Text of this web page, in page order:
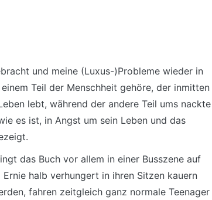
und meine (Luxus-)Probleme wieder in
Teil der Menschheit gehöre, der inmitten
lebt, während der andere Teil ums nackte
es ist, in Angst um sein Leben und das
das Buch vor allem in einer Busszene auf
halb verhungert in ihren Sitzen kauern
fahren zeitgleich ganz normale Teenager